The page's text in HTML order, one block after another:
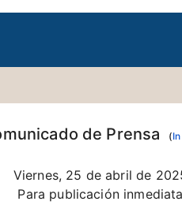
de Prensa (
Viernes, 25 de abril de
Para publicación inmediata